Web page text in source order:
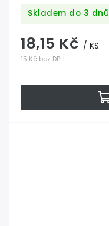
Skladem do 3 dnů
15 Kč bez DPH
18,15 Kč / KS